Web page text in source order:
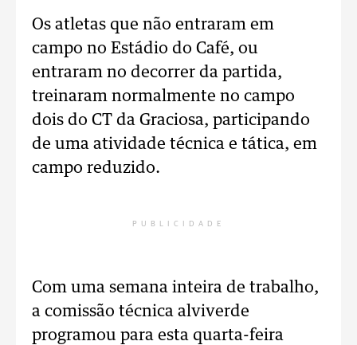
Os atletas que não entraram em
campo no Estádio do Café, ou
entraram no decorrer da partida,
treinaram normalmente no campo
dois do CT da Graciosa, participando
de uma atividade técnica e tática, em
campo reduzido.
PUBLICIDADE
Com uma semana inteira de trabalho,
a comissão técnica alviverde
programou para esta quarta-feira